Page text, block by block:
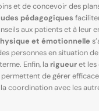
et de concevoir des
pédagogiques
aux patients et à leur
et émotionnelle
personnes en situation
Enfin, la rigueuret les
permettent de gérer
coordination avec les